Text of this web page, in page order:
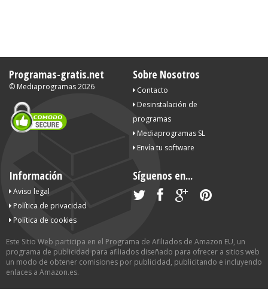
Programas-gratis.net
© Mediaprogramas2026
Sobre Nosotros
Contacto
Desinstalación de
programas
Mediaprogramas SL
Envía tu software
Información
Aviso legal
Política de privacidad
Política de cookies
Síguenos en...
Este Sitio Web participa en el Programa de Afiliados de Amazon EU, un
programa de publicidad para afiliados diseñado para ofrecer a sitios web
un modo de obtener comisiones por publicidad, publicitando e incluyendo
enlaces a Amazon.es.